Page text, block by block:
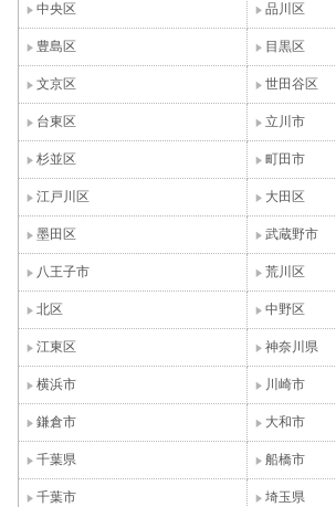
中央区 品川区
豊島区 目黒区
文京区 世田谷区
台東区 立川市
杉並区 町田市
江戸川区 大田区
墨田区 武蔵野市
八王子市 荒川区
北区 中野区
江東区 神奈川県
横浜市 川崎市
鎌倉市 大和市
千葉県 船橋市
千葉市 埼玉県